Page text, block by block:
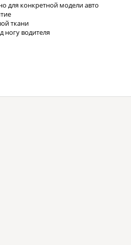
для конкретной модели авто
ткани
ногу водителя